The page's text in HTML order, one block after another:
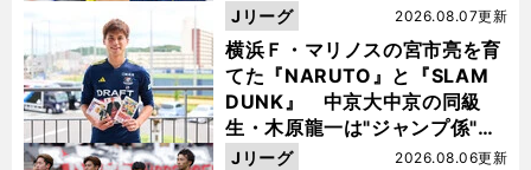
横浜Ｆ・マリノスの宮市亮を育
てた『NARUTO』と『SLAM
DUNK』 中京大中京の同級
生・木原龍一は"ジャンプ係"だ
った
2026.08.07更新
Jリーグ
2026.08.06更新
Jリーグ